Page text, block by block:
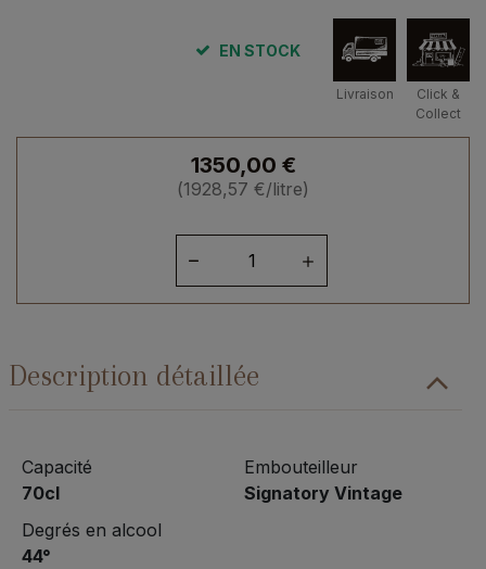
EN STOCK
Livraison
Click &
Collect
1350,00 €
(1928,57 €/litre)
Clynelish
30
Description détaillée
Capacité
70cl
Degrés en alcool
44°
Embouteilleur
Signatory Vintage